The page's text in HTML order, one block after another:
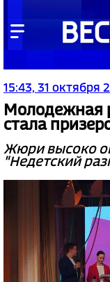
15:43, 31 октября
Молодежная
стала
Жюри высоко
"Недетский